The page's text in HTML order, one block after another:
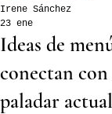
Ideas de
conectan
paladar actual
Irene Sánchez
23 ene